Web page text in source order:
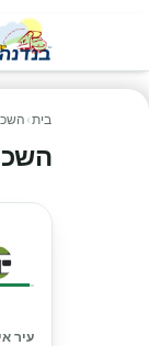
בית›
עיר